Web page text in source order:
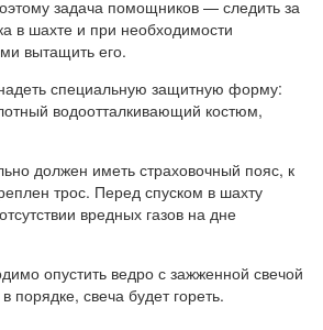
задача помощников — следить за
в шахте и при необходимости
вытащить его.
специальную защитную форму:
водоотталкивающий костюм,
должен иметь страховочный пояс, к
трос. Перед спуском в шахту
вредных газов на дне
опустить ведро с зажженной свечой
порядке, свеча будет гореть.